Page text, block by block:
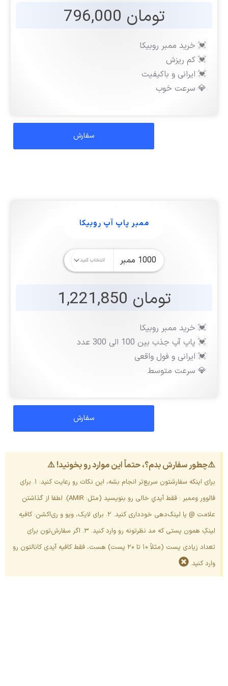
تومان 796,000
💓 خرید ممبر روبیکا
💓 کم ریزش
💓 ایرانی و باکیفیت
💎 سرعت خوب
ممبر پاپ آپ روبیکا
تومان 1,221,850
💓 خرید ممبر روبیکا
💓 پاپ آپ جذب بین 100 الی 300 عدد
💓 ایرانی و فول واقعی
💎 سرعت متوسط
⚠️چطور سفارش بدم؟، حتماً این موارد رو بخونید! ⚠️
برای اینکه سفارشتون سریع‌تر انجام بشه، این نکات رو رعایت کنید: ۱. برای
فالوور وممبر : فقط آیدیِ خالی رو بنویسید (مثل: AMIR). لطفا از گذاشتن
علامت @ یا لینک‌دهی خودداری کنید. ۲. برای لایک، ویو و ری‌اکشن: کافیه
لینکِ همون پستی که مد نظرتونه رو وارد کنید. ۳. اگر سفارش‌تون برای
تعداد زیادی پست (مثلاً ۱۰ تا ۲۰ پست) هست، فقط کافیه آیدی کانالتون رو
وارد کنید.